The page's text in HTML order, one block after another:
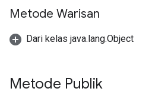
Metode Warisan
Dari kelas java.lang.Object
Metode Publik